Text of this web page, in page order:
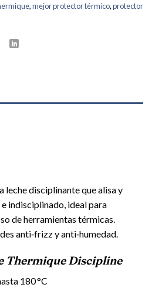
,mejor protector térmico,protector
leche disciplinante que alisa y
indisciplinado, ideal para
de herramientas térmicas.
anti‑frizz y anti‑humedad.
Thermique Discipline
180 °C